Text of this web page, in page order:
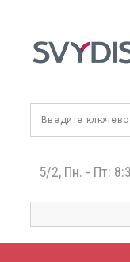
5/2, Пн. - Пт: